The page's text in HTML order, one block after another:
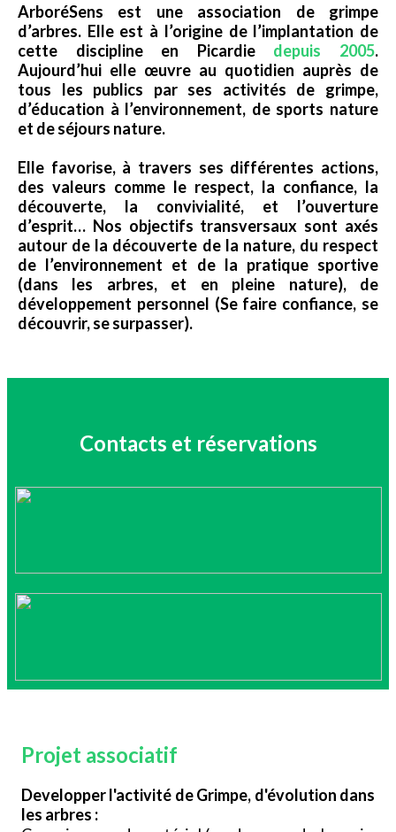
ArboréSens est une association de grimpe
d’arbres. Elle est à l’origine de l’implantation de
cette discipline en Picardie depuis 2005.
Aujourd’hui elle œuvre au quotidien auprès de
tous les publics par ses activités de grimpe,
d’éducation à l’environnement, de sports nature
et de séjours nature.
Elle favorise, à travers ses différentes actions,
des valeurs comme le respect, la confiance, la
découverte, la convivialité, et l’ouverture
d’esprit… Nos objectifs transversaux sont axés
autour de la découverte de la nature, du respect
de l’environnement et de la pratique sportive
(dans les arbres, et en pleine nature), de
développement personnel (Se faire confiance, se
découvrir, se surpasser).
Contacts et réservations
Projet associatif
Developper l'activité de Grimpe, d'évolution dans
les arbres :